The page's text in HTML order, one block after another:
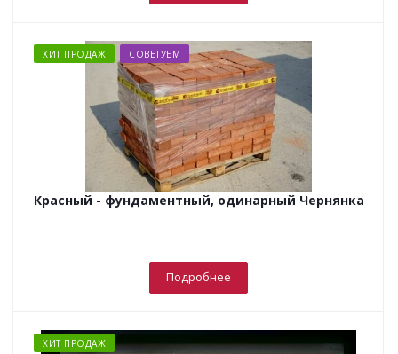
ХИТ ПРОДАЖ СОВЕТУЕМ
Красный - фундаментный, одинарный Чернянка
Подробнее
ХИТ ПРОДАЖ